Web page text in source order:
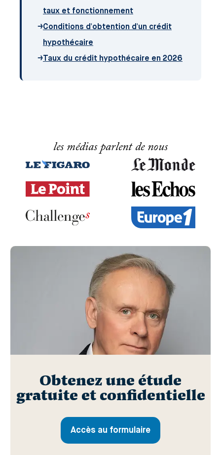
taux et fonctionnement
→Conditions d'obtention d'un crédit
hypothécaire
→Taux du crédit hypothécaire en 2026
les médias parlent de nous
Obtenez une étude
gratuite et confidentielle
Accès au formulaire